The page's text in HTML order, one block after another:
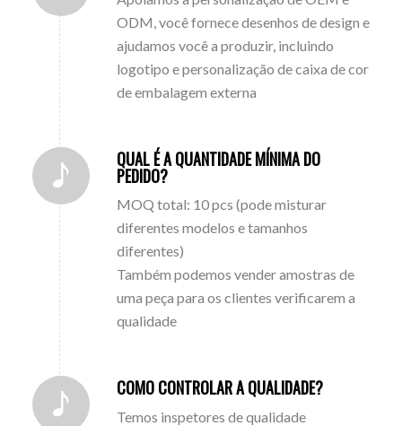
ODM, você fornece desenhos de design e
ajudamos você a produzir, incluindo
logotipo e personalização de caixa de cor
de embalagem externa
QUAL É A QUANTIDADE MÍNIMA DO
PEDIDO?
MOQ total: 10 pcs (pode misturar
diferentes modelos e tamanhos
diferentes)
Também podemos vender amostras de
uma peça para os clientes verificarem a
qualidade
COMO CONTROLAR A QUALIDADE?
Temos inspetores de qualidade